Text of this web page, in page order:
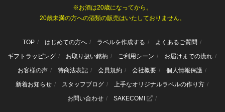
※お酒は20歳になってから。
20歳未満の方への酒類の販売はいたしておりません。
TOP はじめての方へ ラベルを作成する
よくあるご質問
ギフトラッピング
お取り扱い銘柄 ご利用シーン
お届けまでの流れ
お客様の声
特商法表記 会員規約 会社概要
個人情報保護
新着お知らせ
スタッフブログ
上手なオリジナルラベルの作り方
お問い合わせ
SAKECOMI